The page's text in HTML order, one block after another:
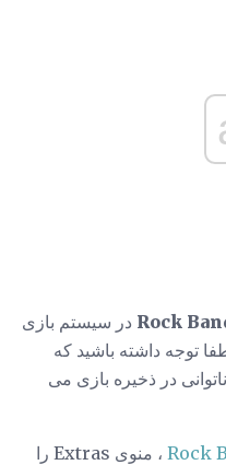
Rock در سیستم بازی
توجه داشته باشید که
در ذخیره بازی می
، منوی Extras را